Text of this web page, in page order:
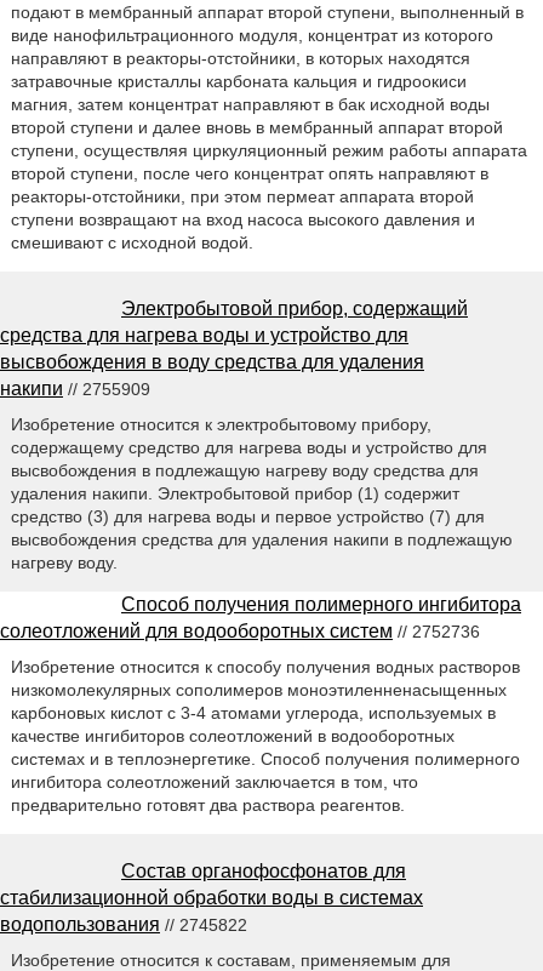
подают в мембранный аппарат второй ступени, выполненный в
виде нанофильтрационного модуля, концентрат из которого
направляют в реакторы-отстойники, в которых находятся
затравочные кристаллы карбоната кальция и гидроокиси
магния, затем концентрат направляют в бак исходной воды
второй ступени и далее вновь в мембранный аппарат второй
ступени, осуществляя циркуляционный режим работы аппарата
второй ступени, после чего концентрат опять направляют в
реакторы-отстойники, при этом пермеат аппарата второй
ступени возвращают на вход насоса высокого давления и
смешивают с исходной водой.
Электробытовой прибор, содержащий
средства для нагрева воды и устройство для
высвобождения в воду средства для удаления
накипи // 2755909
Изобретение относится к электробытовому прибору,
содержащему средство для нагрева воды и устройство для
высвобождения в подлежащую нагреву воду средства для
удаления накипи. Электробытовой прибор (1) содержит
средство (3) для нагрева воды и первое устройство (7) для
высвобождения средства для удаления накипи в подлежащую
нагреву воду.
Способ получения полимерного ингибитора
солеотложений для водооборотных систем // 2752736
Изобретение относится к способу получения водных растворов
низкомолекулярных сополимеров моноэтиленненасыщенных
карбоновых кислот с 3-4 атомами углерода, используемых в
качестве ингибиторов солеотложений в водооборотных
системах и в теплоэнергетике. Способ получения полимерного
ингибитора солеотложений заключается в том, что
предварительно готовят два раствора реагентов.
Состав органофосфонатов для
стабилизационной обработки воды в системах
водопользования // 2745822
Изобретение относится к составам, применяемым для